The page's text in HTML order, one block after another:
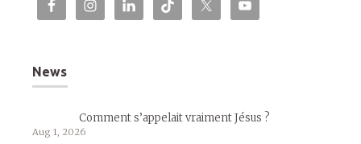
News
Comment s’appelait vraiment Jésus ?
Aug 1, 2026